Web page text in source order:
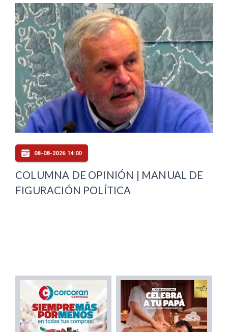
08-08-2026 14:00
COLUMNA DE OPINIÓN | MANUAL DE
FIGURACIÓN POLÍTICA